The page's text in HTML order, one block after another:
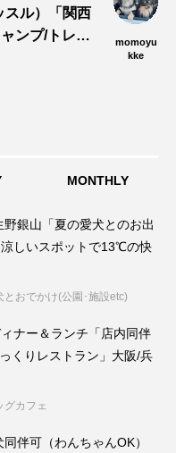
スル）「関西
ンプ/トレイ
momoyu
kke
MONTHLY
野銀山「夏の愛犬とのお出
しいスポットで13℃の快
とおでかけ(公園･施設etc)
ィナー＆ランチ「店内同伴
くりレストラン」大阪/兵
グカフェ
同伴可（わんちゃんOK）